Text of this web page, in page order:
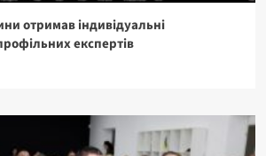
отримав індивідуальні
експертів